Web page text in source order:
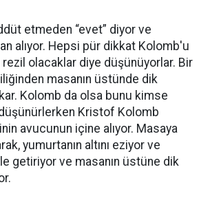
etmeden “evet” diyor ve
alıyor. Hepsi pür dikkat Kolomb'u
olacaklar diye düşünüyorlar. Bir
masanın üstünde dik
Kolomb da olsa bunu kimse
Kristof Kolomb
avucunun içine alıyor. Masaya
yumurtanın altını eziyor ve
getiriyor ve masanın üstüne dik